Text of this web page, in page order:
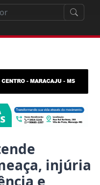
realiza
que começa
e turística da
e
injúria
e